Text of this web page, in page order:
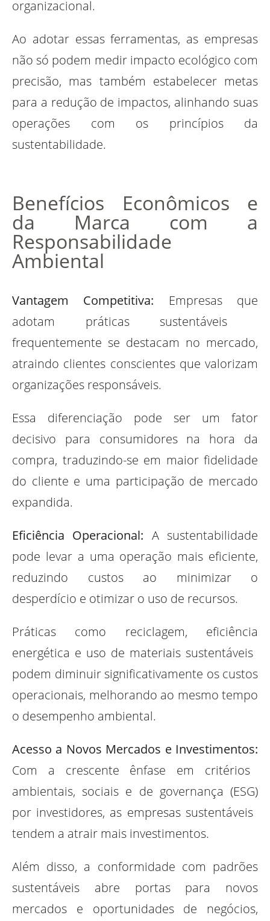
organizacional.
Ao adotar essas ferramentas, as empresas
não só podem medir impacto ecológico com
precisão, mas também estabelecer metas
para a redução de impactos, alinhando suas
operações com os princípios da
sustentabilidade.
Benefícios Econômicos e
da Marca com a
Responsabilidade
Ambiental
Vantagem Competitiva: Empresas que
adotam práticas sustentáveis ​​
frequentemente se destacam no mercado,
atraindo clientes conscientes que valorizam
organizações responsáveis.
Essa diferenciação pode ser um fator
decisivo para consumidores na hora da
compra, traduzindo-se em maior fidelidade
do cliente e uma participação de mercado
expandida.
Eficiência Operacional: A sustentabilidade
pode levar a uma operação mais eficiente,
reduzindo custos ao minimizar o
desperdício e otimizar o uso de recursos.
Práticas como reciclagem, eficiência
energética e uso de materiais sustentáveis ​​
podem diminuir significativamente os custos
operacionais, melhorando ao mesmo tempo
o desempenho ambiental.
Acesso a Novos Mercados e Investimentos:
Com a crescente ênfase em critérios
ambientais, sociais e de governança (ESG)
por investidores, as empresas sustentáveis ​​
tendem a atrair mais investimentos.
Além disso, a conformidade com padrões
sustentáveis ​​abre portas para novos
mercados e oportunidades de negócios,